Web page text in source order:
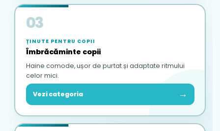
03
ȚINUTE PENTRU COPII
Îmbrăcăminte copii
Haine comode, ușor de purtat și adaptate ritmului
celor mici.
Vezi categoria →